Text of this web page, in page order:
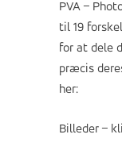
PVA –
til 19
for at dele
præcis
her:
Billeder –